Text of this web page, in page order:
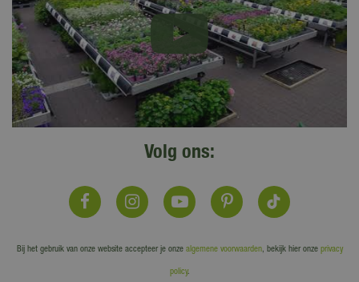
Volg ons:
Bij het gebruik van onze website accepteer je onze algemene voorwaarden, bekijk hier onze privacy
policy.